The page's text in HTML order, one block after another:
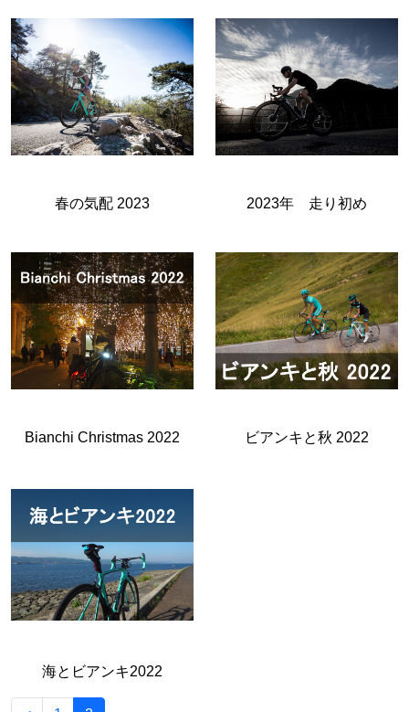
春の気配 2023 2023年 走り初め
Bianchi Christmas 2022 ビアンキと秋 2022
海とビアンキ2022